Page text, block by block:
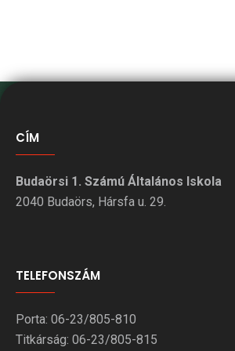
CÍM
Budaörsi 1. Számú Általános Iskola
2040 Budaörs, Hársfa u. 29.
TELEFONSZÁM
Porta: 06-23/805-810
Titkárság: 06-23/805-815